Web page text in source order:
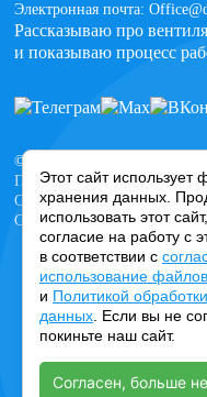
Этот сайт
хранения данных.
использовать этот
согласие на работу с
в соответствии с
использование
и Политикой
данных . Если вы не
покиньте наш сайт.
Согласен, больше
Электронная почта:
Рассказываю про
и показываю процесс
© 2010-2024 DMITRY
Политика обработки
Согласие на обработку
Согласие на получение